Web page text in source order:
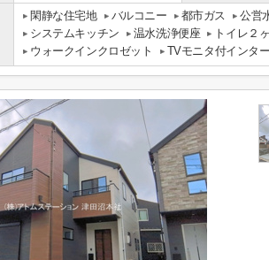
閑静な住宅地 バルコニー 都市ガス
公営
システムキッチン
温水洗浄便座
トイレ２
ウォークインクロゼット
TVモニタ付インタ